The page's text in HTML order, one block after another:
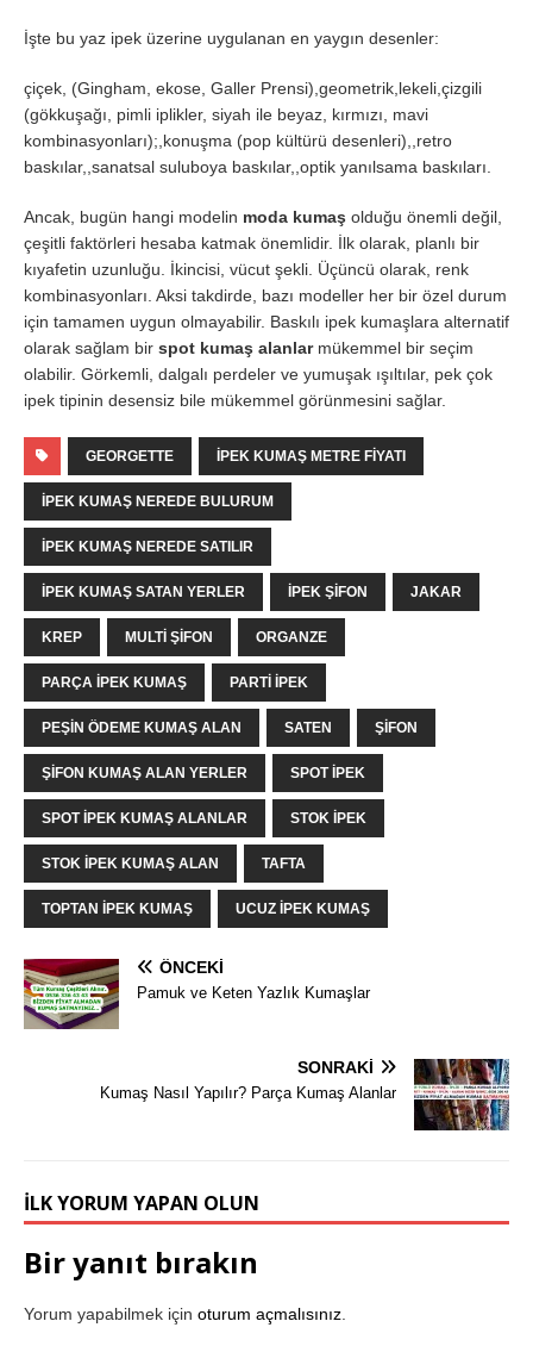
İşte bu yaz ipek üzerine uygulanan en yaygın desenler:
çiçek, (Gingham, ekose, Galler Prensi),geometrik,lekeli,çizgili
(gökkuşağı, pimli iplikler, siyah ile beyaz, kırmızı, mavi
kombinasyonları);,konuşma (pop kültürü desenleri),,retro
baskılar,,sanatsal suluboya baskılar,,optik yanılsama baskıları.
Ancak, bugün hangi modelin moda kumaş olduğu önemli değil,
çeşitli faktörleri hesaba katmak önemlidir. İlk olarak, planlı bir
kıyafetin uzunluğu. İkincisi, vücut şekli. Üçüncü olarak, renk
kombinasyonları. Aksi takdirde, bazı modeller her bir özel durum
için tamamen uygun olmayabilir. Baskılı ipek kumaşlara alternatif
olarak sağlam bir spot kumaş alanlarmükemmel bir seçim
olabilir. Görkemli, dalgalı perdeler ve yumuşak ışıltılar, pek çok
ipek tipinin desensiz bile mükemmel görünmesini sağlar.
GEORGETTE IPEK KUMAŞ METRE FIYATI
IPEK KUMAŞ NEREDE BULURUM
IPEK KUMAŞ NEREDE SATILIR
IPEK KUMAŞ SATAN YERLER IPEK ŞIFON JAKAR
KREP MULTI ŞIFON ORGANZE
PARÇA IPEK KUMAŞ PARTI IPEK
PEŞIN ÖDEME KUMAŞ ALAN SATEN ŞIFON
ŞIFON KUMAŞ ALAN YERLER SPOT IPEK
SPOT IPEK KUMAŞ ALANLAR STOK IPEK
STOK IPEK KUMAŞ ALAN TAFTA
TOPTAN IPEK KUMAŞ UCUZ IPEK KUMAŞ
ÖNCEKI
Pamuk ve Keten Yazlık Kumaşlar
SONRAKI
Kumaş Nasıl Yapılır? Parça Kumaş Alanlar
İLK YORUM YAPAN OLUN
Bir yanıt bırakın
Yorum yapabilmek için oturum açmalısınız